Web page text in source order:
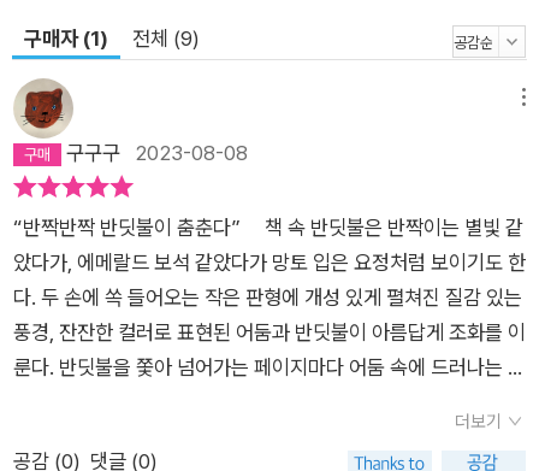
기합니다. ‘나는 작은 생명체와의 공생을 다시 시작하기 위해 이
책을 만들었습니다. 사나운 빛이 지배하는 지구에 고요한 어둠이
찾아오는 태고의 밤, 반딧불이의 매혹적인 빛은 인류의 새벽과 연
결됩니다. 지구에서 곧 사라질지도 모르는 작은 생명의 마법이 보
여주는 시적 혁명이자 인간의 프로메테우스적 욕망에 대한 반성
의 작품이기도 합니다.’
구매자 (1) 전체 (9)
구구구 2023-08-08
“반짝반짝 반딧불이 춤춘다” 책 속 반딧불은 반짝이는 별빛 같
았다가, 에메랄드 보석 같았다가 망토 입은 요정처럼 보이기도 한
다. 두 손에 쏙 들어오는 작은 판형에 개성 있게 펼쳐진 질감 있는
풍경, 잔잔한 컬러로 표현된 어둠과 반딧불이 아름답게 조화를 이
룬다. 반딧불을 쫓아 넘어가는 페이지마다 어둠 속에 드러나는 다
화는 깊은 울림을 준다. 우리는 반딧불이처럼 빛을 낼 수는 없
더보기
공감 (0) 댓글 (0)